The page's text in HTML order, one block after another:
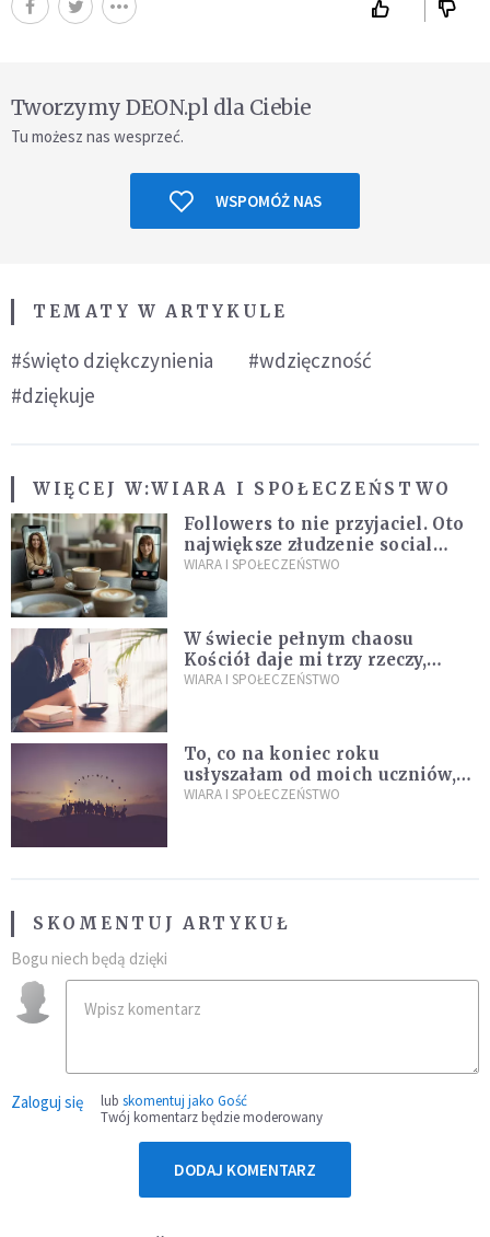
Tworzymy DEON.pl dla Ciebie
Tu możesz nas wesprzeć.
WSPOMÓŻ NAS
TEMATY W ARTYKULE
#święto dziękczynienia
#wdzięczność
#dziękuje
WIĘCEJ W:WIARA I SPOŁECZEŃSTWO
Followers to nie przyjaciel. Oto
największe złudzenie social
mediów
WIARA I SPOŁECZEŃSTWO
W świecie pełnym chaosu
Kościół daje mi trzy rzeczy,
których wszystkim dziś bardzo
WIARA I SPOŁECZEŃSTWO
To, co na koniec roku
usłyszałam od moich uczniów,
idealnie tłumaczy nową
WIARA I SPOŁECZEŃSTWO
SKOMENTUJ ARTYKUŁ
Bogu niech będą dzięki
Zaloguj się lub skomentuj jako Gość
Twój komentarz będzie moderowany
DODAJ KOMENTARZ